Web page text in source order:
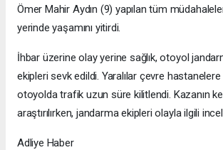
Ömer Mahir Aydın (9) yapılan tüm
yerinde yaşamını yitirdi.
İhbar üzerine olay yerine sağlık, otoyol
ekipleri sevk edildi. Yaralılar çevre hastanelere
otoyolda trafik uzun süre kilitlendi. Kazanın
araştırılırken, jandarma ekipleri olayla ilgili
Adliye Haber